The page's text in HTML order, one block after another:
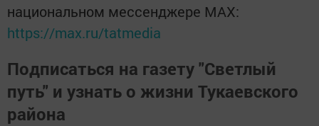
национальном мессенджере MАХ:
https://max.ru/tatmedia
Подписаться на газету "Светлый
путь" и узнать о жизни Тукаевского
района